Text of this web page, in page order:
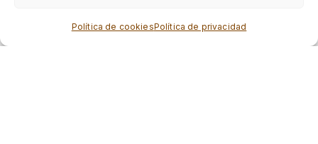
Política de cookiesPolítica de privacidad